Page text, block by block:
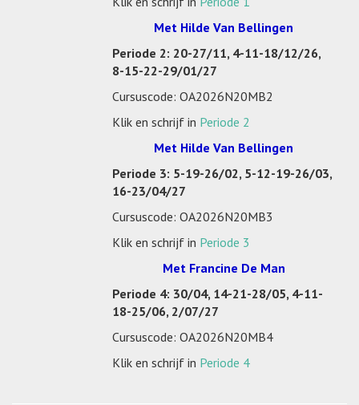
Met Hilde Van Bellingen
Periode 2: 20-27/11, 4-11-18/12/26,
8-15-22-29/01/27
Cursuscode: OA2026N20MB2
Klik en schrijf in Periode 2
Met Hilde Van Bellingen
Periode 3: 5-19-26/02, 5-12-19-26/03,
16-23/04/27
Cursuscode: OA2026N20MB3
Klik en schrijf in Periode 3
Met Francine De Man
Periode 4: 30/04, 14-21-28/05, 4-11-
18-25/06, 2/07/27
Cursuscode: OA2026N20MB4
Klik en schrijf in Periode 4